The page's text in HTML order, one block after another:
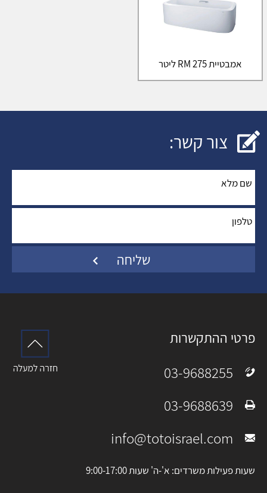
אמבטיית RM 275 ליטר
צור קשר:
שם מלא
טלפון
פרטי ההתקשרות
טלפון: 03-9688255
פקס: 03-9688639
מייל: info@totoisrael.com
שעות פעילות משרדים: א'-ה' שעות 9:00-17:00